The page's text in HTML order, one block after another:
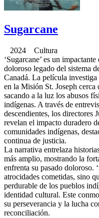
Sugarcane
2024 Cultura
‘Sugarcane’ es un
doloroso legado del sistema
Canadá. La película
en la Misión St. Joseph
sacando a la luz los abusos
indígenas. A través de
descendientes, los
revelan el impacto duradero
comunidades indígenas,
continua de justicia.
La narrativa entrelaza
más amplio, mostrando la
enfrenta su pasado doloroso.
atrocidades cometidas, sino
perdurable de los pueblos
identidad cultural. Este
su perseverancia y la lucha
reconciliación.